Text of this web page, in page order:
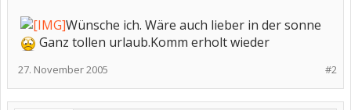
Wünsche ich. Wäre auch lieber in der sonne
Ganz tollen urlaub.Komm erholt wieder
#2
27. November 2005